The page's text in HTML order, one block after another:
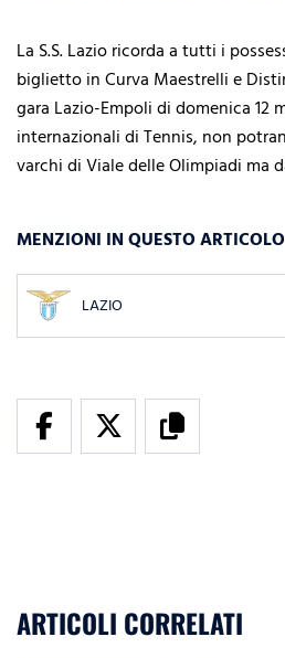
La S.S. Lazio ricorda a tutti i
biglietto in Curva Maestrelli e
gara Lazio-Empoli di domenica 12
internazionali di Tennis, non
varchi di Viale delle Olimpiadi ma
MENZIONI IN QUESTO ARTICOLO
LAZIO
ARTICOLI CORRELATI